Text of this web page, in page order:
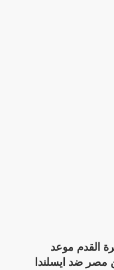
كرة القدم موعد
مصر ضد ايسلندا